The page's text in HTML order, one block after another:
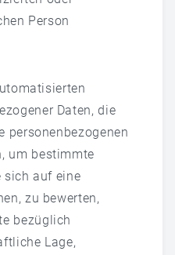
Person
Daten, die
personenbezogenen
um bestimmte
sich auf eine
zu bewerten,
bezüglich
Lage,